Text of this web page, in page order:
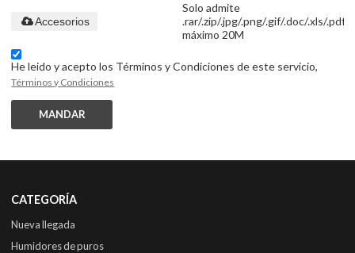
Solo admite
.rar/.zip/.jpg/.png/.gif/.doc/.xls/.pdf,
máximo 20M
Accesorios
He leido y acepto los Términos y Condiciones de este servicio,
Términos y Condiciones
MANDAR
CATEGORÍA
Nueva llegada
Humidores de puros